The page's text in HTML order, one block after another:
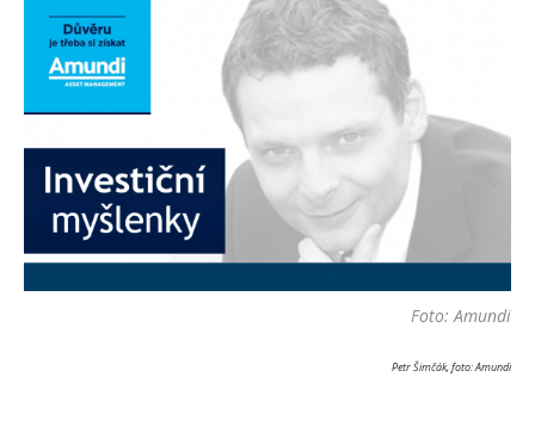
Foto: Amundi
Petr Šimčák, foto: Amundi